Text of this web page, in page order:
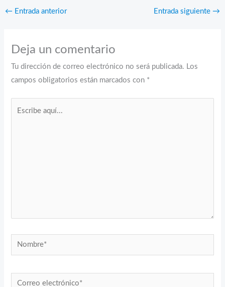
← Entrada anterior Entrada siguiente →
Deja un comentario
Tu dirección de correo electrónico no será publicada. Los
campos obligatorios están marcados con *
Nombre*
Correo